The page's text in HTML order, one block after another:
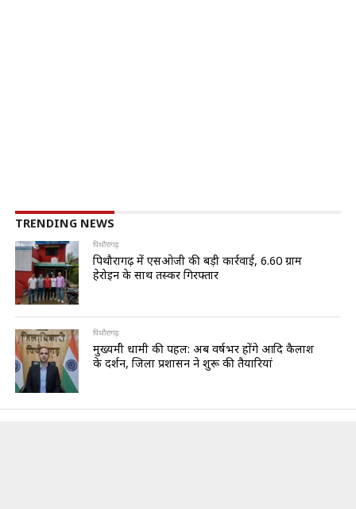
TRENDING NEWS
पिथौरागढ़
पिथौरागढ़ में एसओजी की बड़ी कार्रवाई, 6.60 ग्राम
हेरोइन के साथ तस्कर गिरफ्तार
पिथौरागढ़
मुख्यमंत्री धामी की पहल: अब वर्षभर होंगे आदि कैलाश
के दर्शन, जिला प्रशासन ने शुरू की तैयारियां